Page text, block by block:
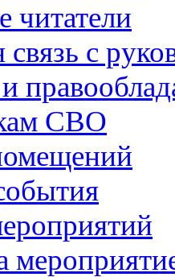
читатели
с
СВО